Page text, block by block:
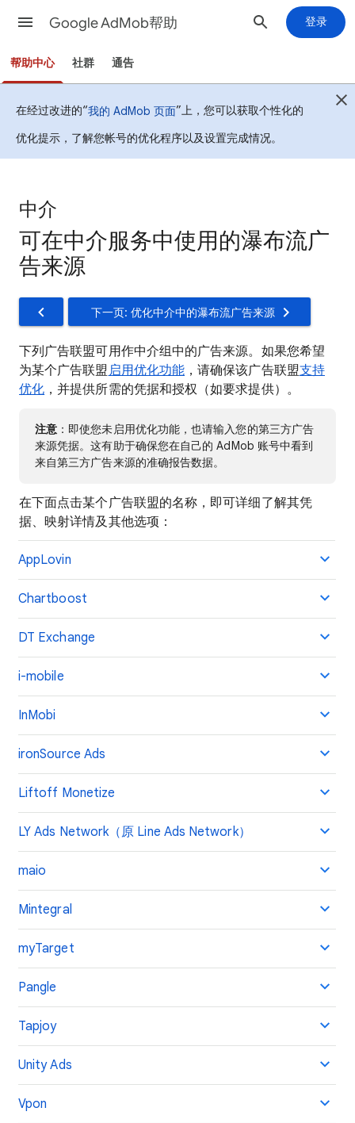
Google AdMob帮助 登录
帮助中心 社群 通告
在经过改进的“我的 AdMob 页面”上，您可以获取个性化的
优化提示，了解您帐号的优化程序以及设置完成情况。
中介
可在中介服务中使用的瀑布流广
告来源
下一页: 优化中介中的瀑布流广告来源
下列广告联盟可用作中介组中的广告来源。如果您希望
为某个广告联盟 启用优化功能 ，请确保该广告联盟支持
优化 ，并提供所需的凭据和授权（如要求提供）。
注意 ：即使您未启用优化功能，也请输入您的第三方广告
来源凭据。这有助于确保您在自己的 AdMob 账号中看到
来自第三方广告来源的准确报告数据。
在下面点击某个广告联盟的名称，即可详细了解其凭
据、映射详情及其他选项：
AppLovin
Chartboost
DT Exchange
i-mobile
InMobi
ironSource Ads
Liftoff Monetize
LY Ads Network（原 Line Ads Network）
maio
Mintegral
myTarget
Pangle
Tapjoy
Unity Ads
Vpon